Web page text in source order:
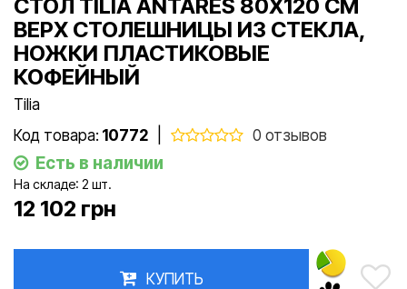
СТОЛ TILIA ANTARES 80X120 СМ
ВЕРХ СТОЛЕШНИЦЫ ИЗ СТЕКЛА,
НОЖКИ ПЛАСТИКОВЫЕ
КОФЕЙНЫЙ
Tilia
Код товара: 10772 0 отзывов
Есть в наличии
На складе: 2 шт.
12 102 грн
КУПИТЬ